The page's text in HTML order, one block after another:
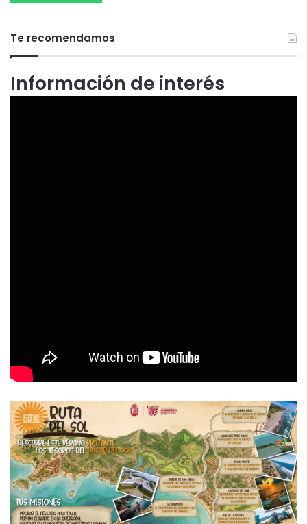
Te recomendamos
Información de interés